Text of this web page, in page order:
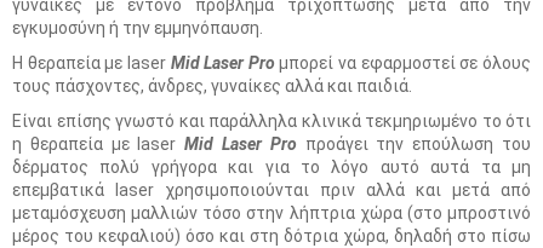
γυναίκες με έντονο πρόβλημα τριχόπτωσης μετά από την
εγκυμοσύνη ή την εμμηνόπαυση.
Η θεραπεία με laser Mid Laser Proμπορεί να εφαρμοστεί σε όλους
τους πάσχοντες, άνδρες, γυναίκες αλλά και παιδιά.
Είναι επίσης γνωστό και παράλληλα κλινικά τεκμηριωμένο το ότι
η θεραπεία με laserMid Laser Proπροάγει την επούλωση του
δέρματος πολύ γρήγορα και για το λόγο αυτό αυτά τα μη
επεμβατικά laser χρησιμοποιούνται πριν αλλά και μετά από
μεταμόσχευση μαλλιών τόσο στην λήπτρια χώρα (στο μπροστινό
μέρος του κεφαλιού) όσο και στη δότρια χώρα, δηλαδή στο πίσω